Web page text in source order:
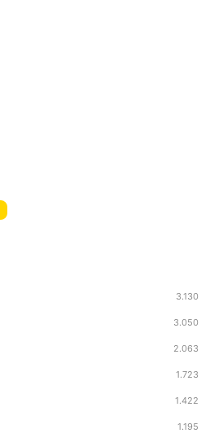
3.130
3.050
2.063
1.723
1.422
1.195